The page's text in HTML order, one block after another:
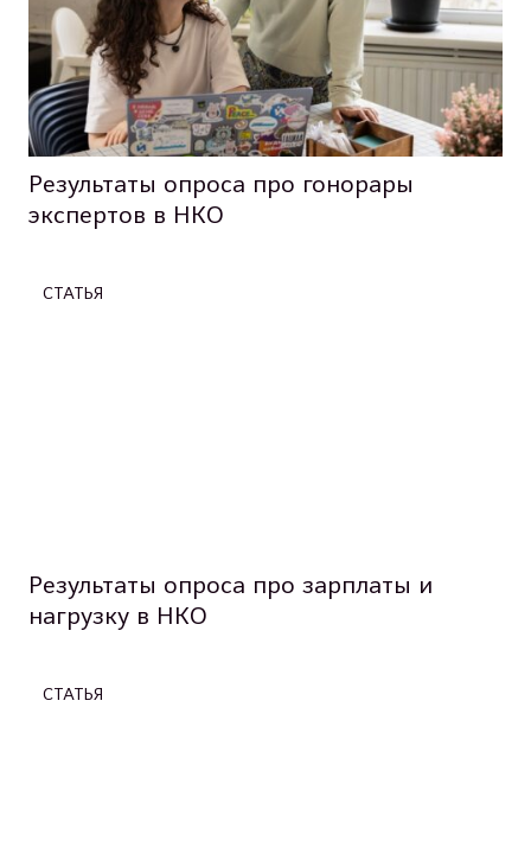
Результаты опроса про гонорары
экспертов в НКО
СТАТЬЯ
Результаты опроса про зарплаты и
нагрузку в НКО
СТАТЬЯ